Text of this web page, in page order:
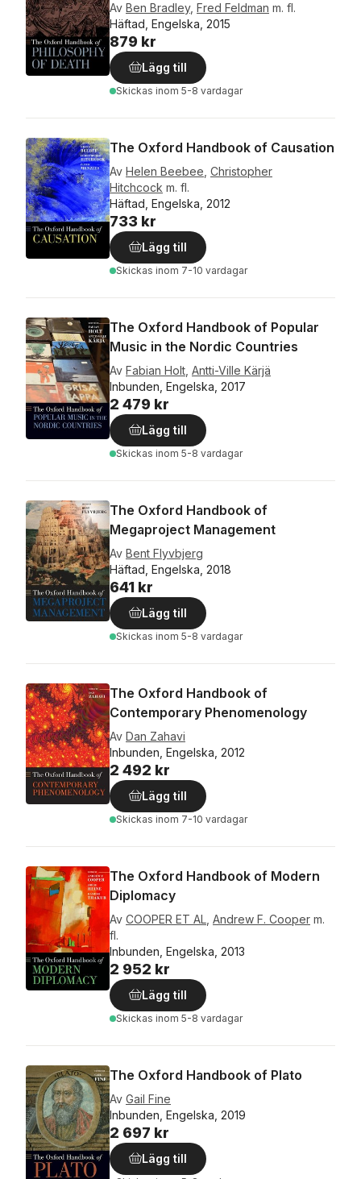
Av Ben Bradley, Fred Feldman m. fl.
Häftad, Engelska, 2015
879 kr
Lägg till
Skickas inom 5-8 vardagar
The Oxford Handbook of Causation
Av Helen Beebee Christopher
Hitchcock m. fl.
Häftad, Engelska, 2012
733 kr
Lägg till
Skickas inom 7-10 vardagar
The Oxford Handbook of Popular
Music in the Nordic Countries
Av Fabian Holt Antti-Ville Kärjä
Inbunden, Engelska, 2017
2 479 kr
Lägg till
Skickas inom 5-8 vardagar
The Oxford Handbook of
Megaproject Management
Av Bent Flyvbjerg
Häftad, Engelska, 2018
641 kr
Lägg till
Skickas inom 5-8 vardagar
The Oxford Handbook of
Contemporary Phenomenology
Av Dan Zahavi
Inbunden, Engelska, 2012
2 492 kr
Lägg till
Skickas inom 7-10 vardagar
The Oxford Handbook of Modern
Diplomacy
Av COOPER ET AL Andrew F. Cooper m.
fl.
Inbunden, Engelska, 2013
2 952 kr
Lägg till
Skickas inom 5-8 vardagar
The Oxford Handbook of Plato
Av Gail Fine
Inbunden, Engelska, 2019
2 697 kr
Lägg till